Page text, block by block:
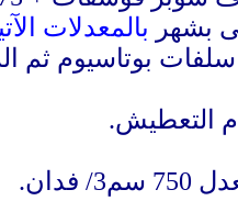
بشهر بالمعدلات